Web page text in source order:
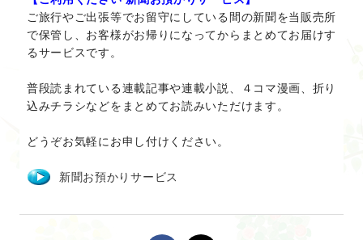
ご旅行やご出張等でお留守にしている間の新聞を当販売所
で保管し、お客様がお帰りになってからまとめてお届けす
るサービスです。
普段読まれている連載記事や連載小説、４コマ漫画、折り
込みチラシなどをまとめてお読みいただけます。
どうぞお気軽にお申し付けください。
新聞お預かりサービス